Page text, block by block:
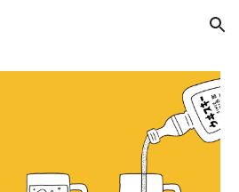
Skip to navigation